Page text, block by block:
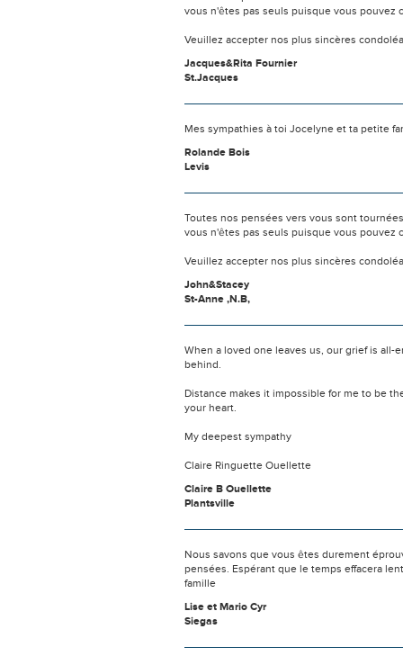
vous n'êtes pas seuls puisque vous pouvez
Veuillez accepter nos plus sincères
Jacques&Rita Fournier
St.Jacques
Mes sympathies à toi Jocelyne et ta petite
Rolande Bois
Levis
Toutes nos pensées vers vous sont
vous n'êtes pas seuls puisque vous pouvez
Veuillez accepter nos plus sincères
John&Stacey
St-Anne ,N.B,
When a loved one leaves us, our grief is
behind.
Distance makes it impossible for me to be
your heart.
My deepest sympathy
Claire Ringuette Ouellette
Claire B Ouellette
Plantsville
Nous savons que vous êtes durement
pensées. Espérant que le temps effacera
famille
Lise et Mario Cyr
Siegas